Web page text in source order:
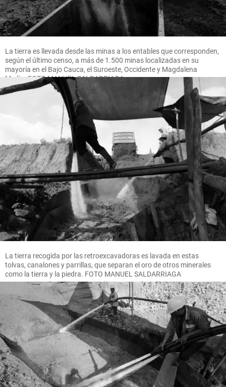
La tierra es llevada desde las minas a los entables que corresponden,
según el último censo, a más de 1.500 minas localizadas en su
mayoría en el Bajo Cauca, el Suroeste, Occidente y Magdalena
Medio. FOTO MANUEL SALDARRIAGA
La tierra recogida por las retroexcavadoras es lavada en estas
tolvas, canalones y parrillas, que separan el oro de otros minerales
como la tierra y la piedra. FOTO MANUEL SALDARRIAGA